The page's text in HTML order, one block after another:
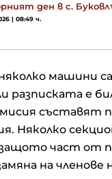
ден в с.
| 08:49 ч.
машини
разписката е
съставят
Няколко
защото част от
на